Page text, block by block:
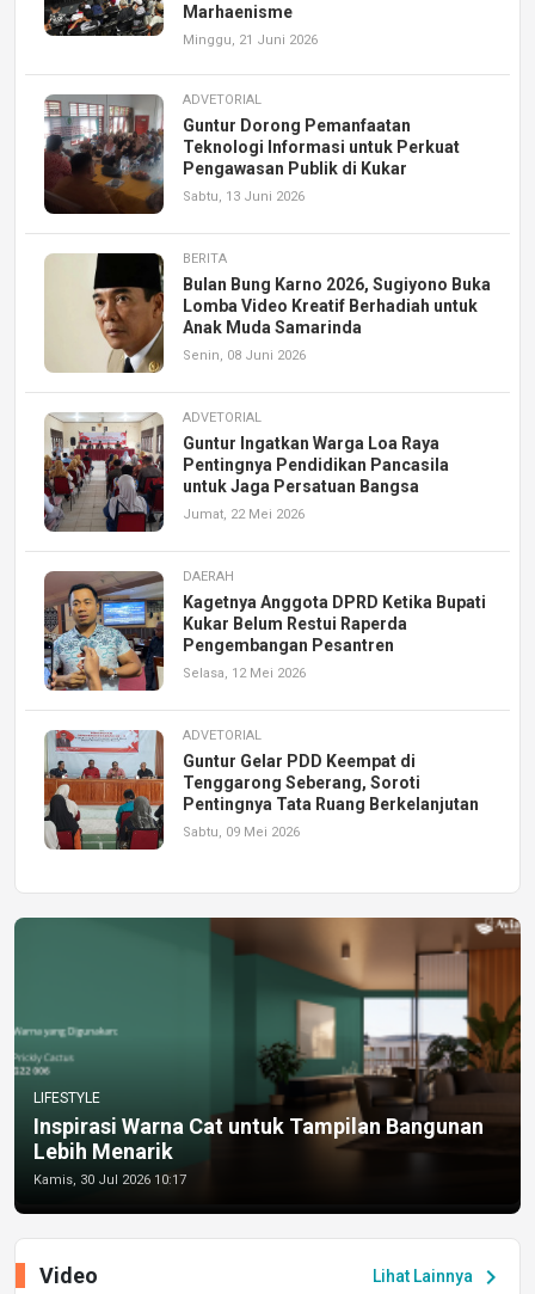
Marhaenisme
Minggu, 21 Juni 2026
ADVETORIAL
Guntur Dorong Pemanfaatan
Teknologi Informasi untuk Perkuat
Pengawasan Publik di Kukar
Sabtu, 13 Juni 2026
BERITA
Bulan Bung Karno 2026, Sugiyono Buka
Lomba Video Kreatif Berhadiah untuk
Anak Muda Samarinda
Senin, 08 Juni 2026
ADVETORIAL
Guntur Ingatkan Warga Loa Raya
Pentingnya Pendidikan Pancasila
untuk Jaga Persatuan Bangsa
Jumat, 22 Mei 2026
DAERAH
Kagetnya Anggota DPRD Ketika Bupati
Kukar Belum Restui Raperda
Pengembangan Pesantren
Selasa, 12 Mei 2026
ADVETORIAL
Guntur Gelar PDD Keempat di
Tenggarong Seberang, Soroti
Pentingnya Tata Ruang Berkelanjutan
Sabtu, 09 Mei 2026
LIFESTYLE
Inspirasi Warna Cat untuk Tampilan Bangunan
Lebih Menarik
Kamis, 30 Jul 2026 10:17
Lihat Lainnya chevron_right
Video